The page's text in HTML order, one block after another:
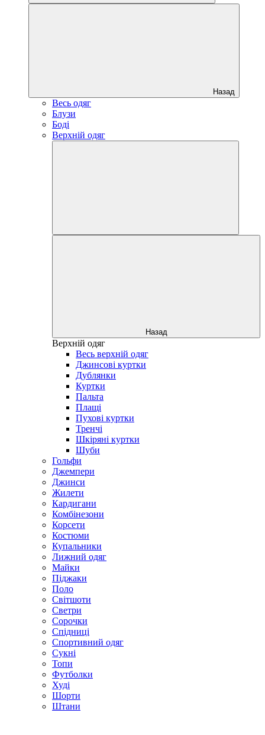
Назад
Весь одяг
Блузи
Боді
Верхній одяг
Назад
Верхній одяг
Весь верхній одяг
Джинсові куртки
Дублянки
Куртки
Пальта
Плащі
Пухові куртки
Тренчі
Шкіряні куртки
Шуби
Гольфи
Джемпери
Джинси
Жилети
Кардигани
Комбінезони
Корсети
Костюми
Купальники
Лижний одяг
Майки
Піджаки
Поло
Світшоти
Светри
Сорочки
Спідниці
Спортивний одяг
Сукні
Топи
Футболки
Худі
Шорти
Штани